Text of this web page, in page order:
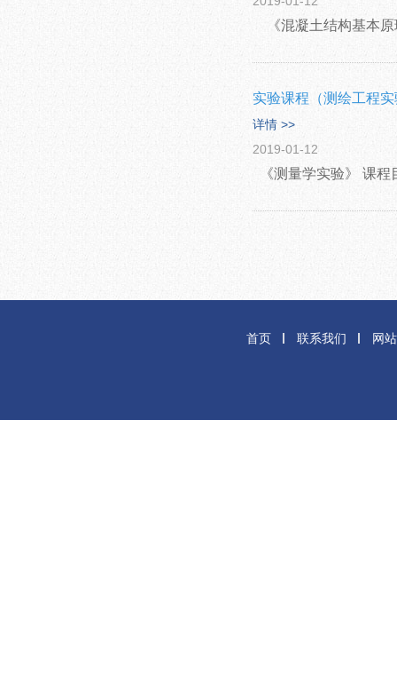
《混凝土结构基本原
实验课程（测绘工程
详情 >>
2019-01-12
《测量学实验》 课程
首页 联系我们 网